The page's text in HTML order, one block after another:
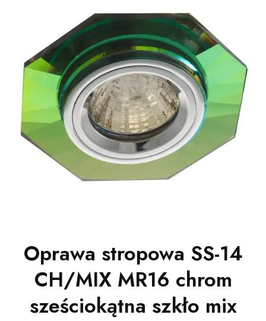
Oprawa stropowa SS-14
CH/MIX MR16 chrom
sześciokątna szkło mix